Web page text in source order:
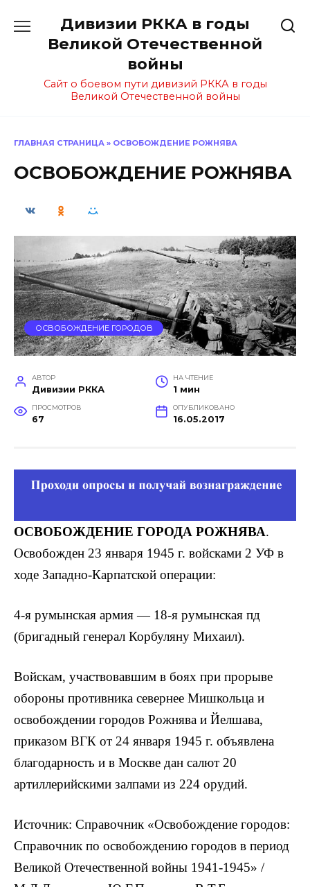
содержанию
Дивизии РККА в годы
Великой Отечественной
войны
Сайт о боевом пути дивизий РККА в годы
Великой Отечественной войны
ГЛАВНАЯ СТРАНИЦА » ОСВОБОЖДЕНИЕ РОЖНЯВА
ОСВОБОЖДЕНИЕ РОЖНЯВА
ОСВОБОЖДЕНИЕ ГОРОДОВ
АВТОР
Дивизии РККА
НА ЧТЕНИЕ
1 мин
ПРОСМОТРОВ
67
ОПУБЛИКОВАНО
16.05.2017
ОСВОБОЖДЕНИЕ ГОРОДА РОЖНЯВА.
Освобожден 23 января 1945 г. войсками 2 УФ в
ходе Западно-Карпатской операции:
4-я румынская армия — 18-я румынская пд
(бригадный генерал Корбуляну Михаил).
Войскам, участвовавшим в боях при прорыве
обороны противника севернее Мишкольца и
освобождении городов Рожнява и Йелшава,
приказом ВГК от 24 января 1945 г. объявлена
благодарность и в Москве дан салют 20
артиллерийскими залпами из 224 орудий.
Источник: Справочник «Освобождение городов:
Справочник по освобождению городов в период
Великой Отечественной войны 1941-1945» /